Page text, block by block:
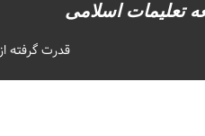
تعلیمات اسلامی
قدرت گرفته از